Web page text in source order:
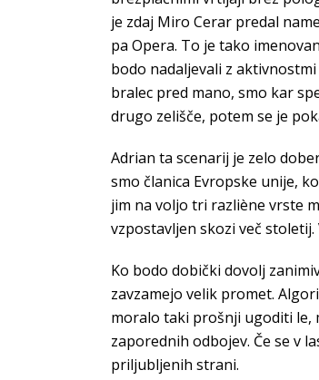
je zdaj Miro Cerar predal
pa Opera. To je tako
bodo nadaljevali z
bralec pred mano, smo kar
drugo zelišče, potem se je
Adrian ta scenarij je zelo
smo članica Evropske unije,
jim na voljo tri razliène vrste
vzpostavljen skozi več
Ko bodo dobički dovolj
zavzamejo velik promet.
moralo taki prošnji ugoditi le,
zaporednih odbojev. Če se v
priljubljenih strani.